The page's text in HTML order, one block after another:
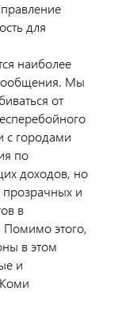
для
наиболее
Мы
от
с городами
по
доходов, но
прозрачных и
в
Помимо этого,
в этом
и